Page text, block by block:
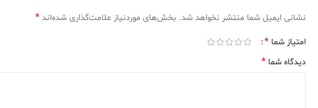
نشانی ایمیل شما منتشر نخواهد شد. بخش‌های موردنیاز علامت‌گذاری شده‌اند *
امتیاز شما *
دیدگاه شما *